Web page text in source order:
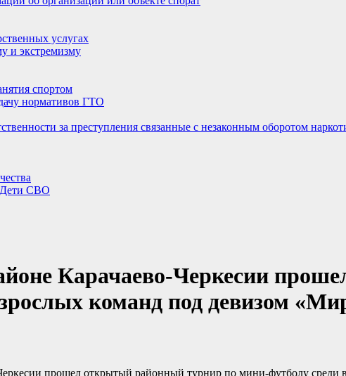
услугах
и экстремизму
спортом
нормативов ГТО
за преступления связанные с незаконным оборотом
Дети СВО
Карачаево-Черкесии
команд под девизом
прошел открытый районный турнир по мини-футболу среди